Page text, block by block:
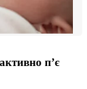
п’є